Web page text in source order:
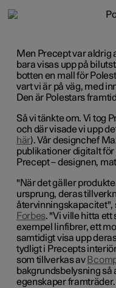
Men Precept var aldrig
bara visas upp på
botten en mall för
vart vi är på väg, med
Den är Polestars
Så vi tänkte om. Vi tog
och där visade vi upp
här). Vår designchef
publikationer digitalt
Precept – designen,
"När det gäller
ursprung, deras
återvinningskapacitet",
Forbes. "Vi ville hitta ett
exempel linfibrer, ett
samtidigt visa upp
tydligt i Precepts
som tillverkas av
bakgrundsbelysning så
egenskaper framträder.